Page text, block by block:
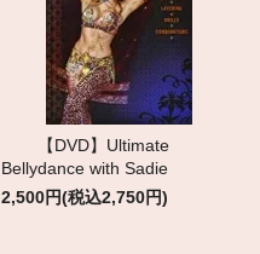
【DVD】Ultimate
Bellydance with Sadie
2,500円(税込2,750円)